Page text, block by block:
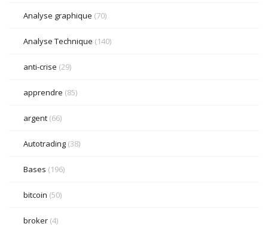
Analyse graphique (70)
Analyse Technique (140)
anti-crise (29)
apprendre (85)
argent (66)
Autotrading (38)
Bases (196)
bitcoin (50)
broker (4)